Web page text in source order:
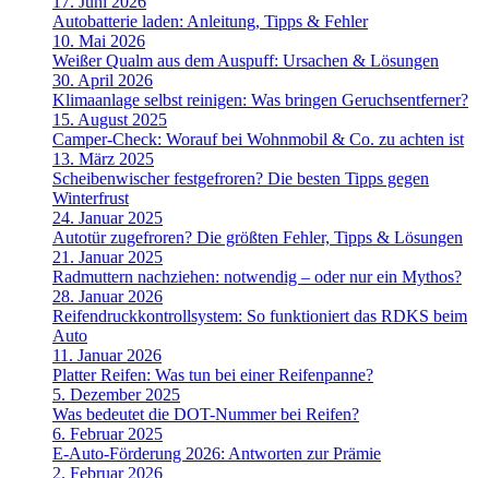
Autobatterie laden: Anleitung, Tipps & Fehler
10. Mai 2026
Weißer Qualm aus dem Auspuff: Ursachen & Lösungen
30. April 2026
Klimaanlage selbst reinigen: Was bringen Geruchsentferner?
15. August 2025
Camper-Check: Worauf bei Wohnmobil & Co. zu achten ist
13. März 2025
Scheibenwischer festgefroren? Die besten Tipps gegen
Winterfrust
24. Januar 2025
Autotür zugefroren? Die größten Fehler, Tipps & Lösungen
21. Januar 2025
Radmuttern nachziehen: notwendig – oder nur ein Mythos?
28. Januar 2026
Reifendruckkontrollsystem: So funktioniert das RDKS beim
Auto
11. Januar 2026
Platter Reifen: Was tun bei einer Reifenpanne?
5. Dezember 2025
Was bedeutet die DOT-Nummer bei Reifen?
6. Februar 2025
E-Auto-Förderung 2026: Antworten zur Prämie
2. Februar 2026